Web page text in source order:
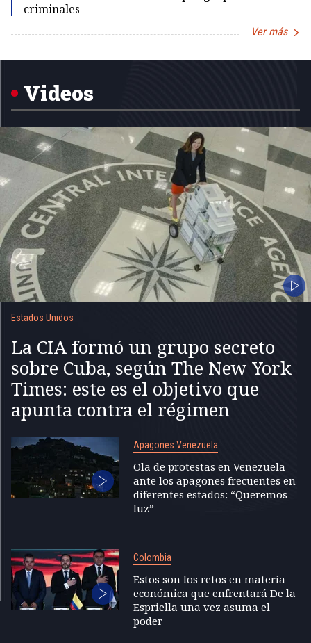
criminales
Ver más
1
Videos
Estados Unidos
La CIA formó un grupo secreto
sobre Cuba, según The New York
Times: este es el objetivo que
apunta contra el régimen
Apagones Venezuela
Ola de protestas en Venezuela
ante los apagones frecuentes en
diferentes estados: “Queremos
luz”
Colombia
Estos son los retos en materia
económica que enfrentará De la
Espriella una vez asuma el
poder